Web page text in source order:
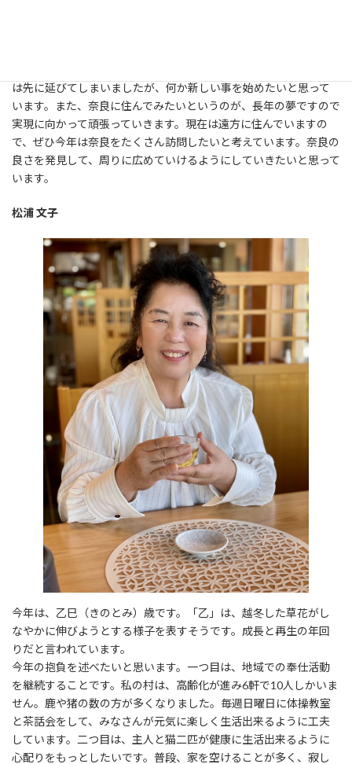
は先に延びてしまいましたが、何か新しい事を始めたいと思って
います。また、奈良に住んでみたいというのが、長年の夢ですので
実現に向かって頑張っていきます。現在は遠方に住んでいますの
で、ぜひ今年は奈良をたくさん訪問したいと考えています。奈良の
良さを発見して、周りに広めていけるようにしていきたいと思って
います。
松浦 文子
今年は、乙巳（きのとみ）歳です。「乙」は、越冬した草花がし
なやかに伸びようとする様子を表すそうです。成長と再生の年回
りだと言われています。
今年の抱負を述べたいと思います。一つ目は、地域での奉仕活動
を継続することです。私の村は、高齢化が進み6軒で10人しかいま
せん。鹿や猪の数の方が多くなりました。毎週日曜日に体操教室
と茶話会をして、みなさんが元気に楽しく生活出来るように工夫
しています。二つ目は、主人と猫二匹が健康に生活出来るように
心配りをもっとしたいです。普段、家を空けることが多く、寂し